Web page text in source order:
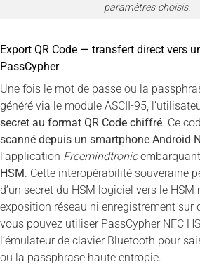
paramètres choisis.
Export QR Code — transfert direct vers
PassCypher
Une fois le mot de passe ou la
généré via le module ASCII-95,
secret au format QR Code chiffré. Ce
scanné depuis un smartphone Android
l’application Freemindtronicembarquant
HSM. Cette interopérabilité souveraine
d’un secret du HSM logiciel vers le
exposition réseau ni enregistrement sur
vous pouvez utiliser PassCypher NFC
l’émulateur de clavier Bluetooth pour
ou la passphrase haute entropie.